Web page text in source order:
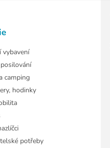
vybavení
camping
hodinky
potřeby